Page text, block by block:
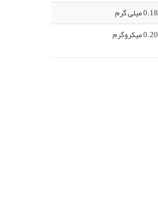
0.18 میلی گرم
0.20 میکروگرم